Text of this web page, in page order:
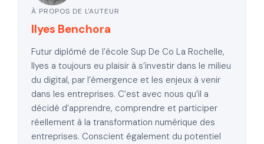
À PROPOS DE L'AUTEUR
Ilyes Benchora
Futur diplômé de l’école Sup De Co La Rochelle,
Ilyes a toujours eu plaisir à s’investir dans le milieu
du digital, par l’émergence et les enjeux à venir
dans les entreprises. C’est avec nous qu’il a
décidé d’apprendre, comprendre et participer
réellement à la transformation numérique des
entreprises. Conscient également du potentiel